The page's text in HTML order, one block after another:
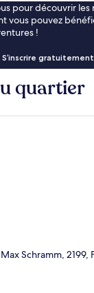
pour découvrir les
vous pouvez
!
S’inscrire gratuitement
quartier
Schramm, 2199,